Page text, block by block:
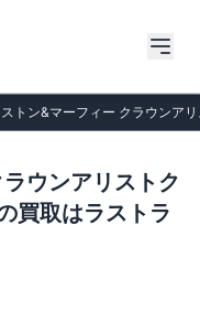
トン&マーフィー クラウンア
ウンアリストク
買取はラストラ